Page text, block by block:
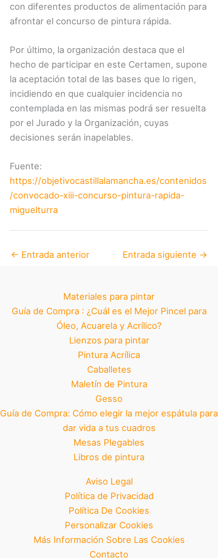
con diferentes productos de alimentación para
afrontar el concurso de pintura rápida.
Por último, la organización destaca que el
hecho de participar en este Certamen, supone
la aceptación total de las bases que lo rigen,
incidiendo en que cualquier incidencia no
contemplada en las mismas podrá ser resuelta
por el Jurado y la Organización, cuyas
decisiones serán inapelables.
Fuente:
https://objetivocastillalamancha.es/contenidos
/convocado-xiii-concurso-pintura-rapida-
miguelturra
← Entrada anterior Entrada siguiente →
Materiales para pintar
Guía de Compra : ¿Cuál es el Mejor Pincel para
Óleo, Acuarela y Acrílico?
Lienzos para pintar
Pintura Acrílica
Caballetes
Maletín de Pintura
Gesso
Guía de Compra: Cómo elegir la mejor espátula para
dar vida a tus cuadros
Mesas Plegables
Libros de pintura
Aviso Legal
Política de Privacidad
Política De Cookies
Personalizar Cookies
Más Información Sobre Las Cookies
Contacto